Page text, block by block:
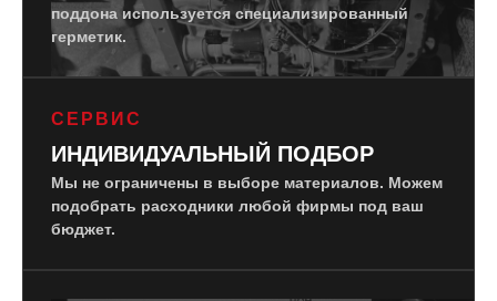
поддона используется специализированный
герметик.
СЕРВИС
ИНДИВИДУАЛЬНЫЙ ПОДБОР
Мы не ограничены в выборе материалов. Можем
подобрать расходники любой фирмы под ваш
бюджет.